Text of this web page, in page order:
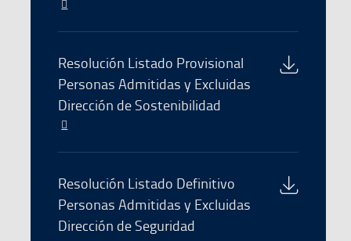
se
abre
en
una
nueva
Download
of
the
file
Resolución Listado Provisional
Personas Admitidas y Excluidas
Dirección de Sostenibilidad
se
abre
en
una
nueva
Download
of
the
file
Resolución Listado Definitivo
Personas Admitidas y Excluidas
Dirección de Seguridad